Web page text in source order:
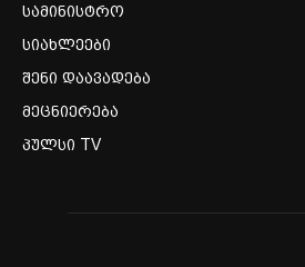
სამინისტრო
სიახლეები
შენი დაავადება
მეცნიერება
პულსი TV